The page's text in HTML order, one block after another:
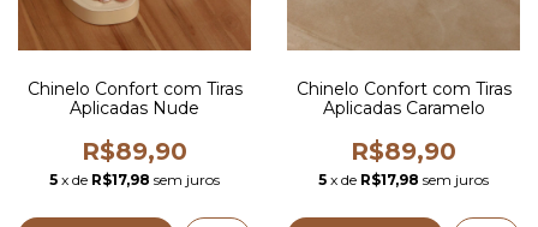
Chinelo Confort com Tiras
Aplicadas Nude
R$89,90
5 x de R$17,98 sem juros
Chinelo Confort com Tiras
Aplicadas Caramelo
R$89,90
5 x de R$17,98 sem juros